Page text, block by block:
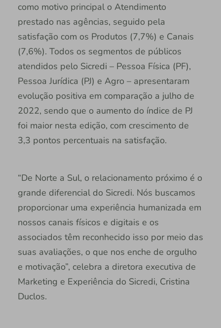
como motivo principal o Atendimento
prestado nas agências, seguido pela
satisfação com os Produtos (7,7%) e Canais
(7,6%). Todos os segmentos de públicos
atendidos pelo Sicredi – Pessoa Física (PF),
Pessoa Jurídica (PJ) e Agro – apresentaram
evolução positiva em comparação a julho de
2022, sendo que o aumento do índice de PJ
foi maior nesta edição, com crescimento de
3,3 pontos percentuais na satisfação.
“De Norte a Sul, o relacionamento próximo é o
grande diferencial do Sicredi. Nós buscamos
proporcionar uma experiência humanizada em
nossos canais físicos e digitais e os
associados têm reconhecido isso por meio das
suas avaliações, o que nos enche de orgulho
e motivação”, celebra a diretora executiva de
Marketing e Experiência do Sicredi, Cristina
Duclos.